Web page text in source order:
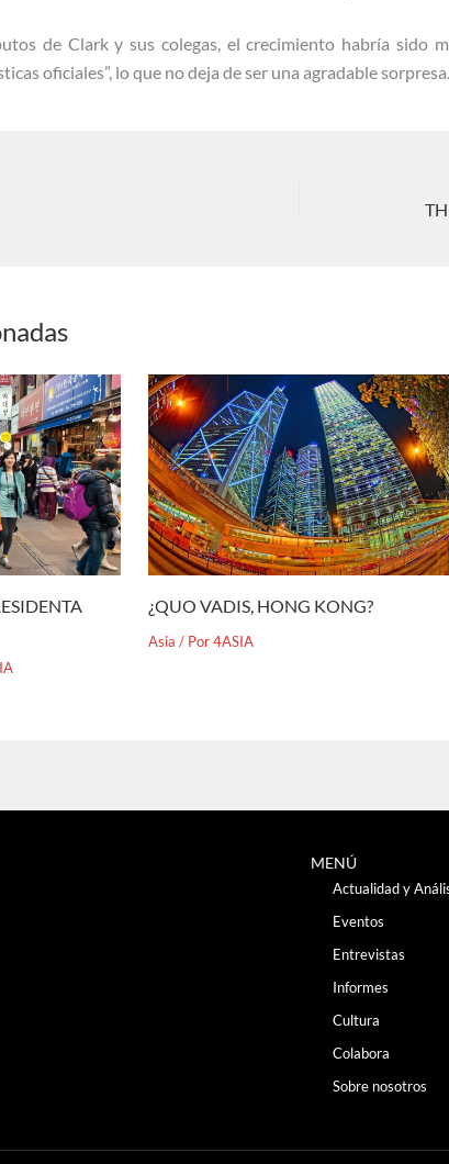
de Clark y sus colegas, el crecimiento habría sido
oficiales”, lo que no deja de ser una agradable sorpresa.
¿QUO VADIS, HONG KONG?
Asia / Por4ASIA
MENÚ
Actualidad y
Eventos
Entrevistas
Informes
Cultura
Colabora
Sobre nosotros